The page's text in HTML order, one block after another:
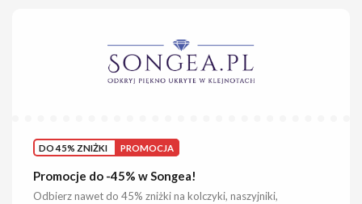
DO 45% ZNIŻKI PROMOCJA
Promocje do -45% w Songea!
Odbierz nawet do 45% zniżki na kolczyki, naszyjniki,